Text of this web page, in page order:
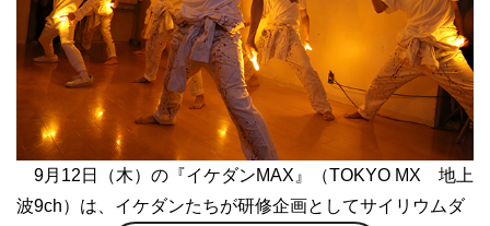
9月12日（木）の『イケダンMAX』（TOKYO MX 地上
波9ch）は、イケダンたちが研修企画としてサイリウムダ